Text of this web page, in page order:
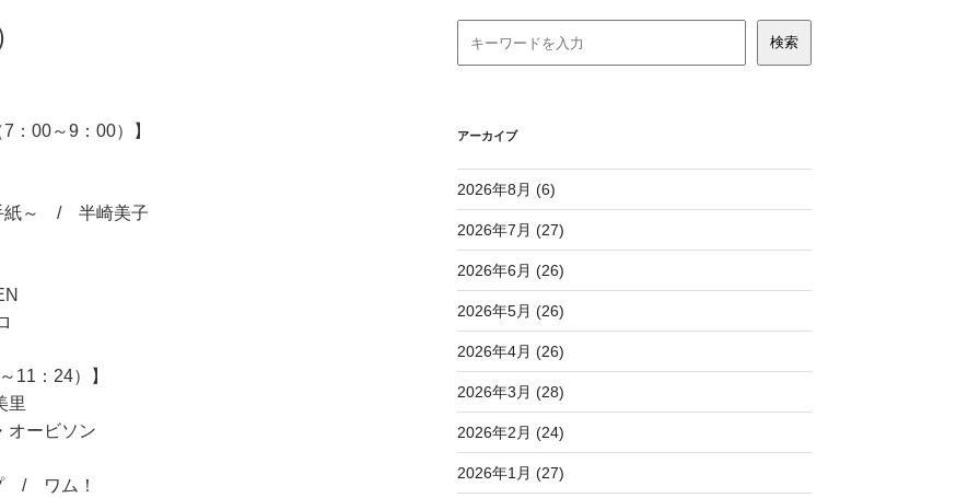
：00～9：00）】
紙～ / 半崎美子
11：24）】
里
ービソン
/ ワム！
アーカイブ
2026年8月 (6)
2026年7月 (27)
2026年6月 (26)
2026年5月 (26)
2026年4月 (26)
2026年3月 (28)
2026年2月 (24)
2026年1月 (27)